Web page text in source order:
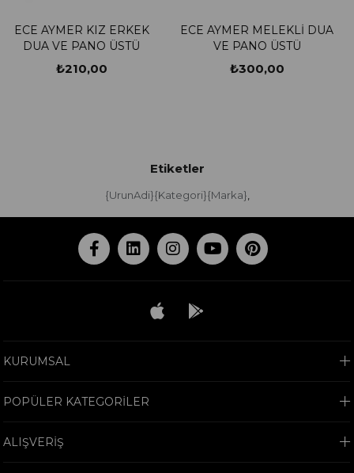
ECE AYMER MELEKLİ DUA
VE PANO ÜSTÜ
ECE AYMER
Etiketler
{UrunAdi}{Kategori}{Marka},
KURUMSAL
POPÜLER KATEGORİLER
ALIŞVERİŞ